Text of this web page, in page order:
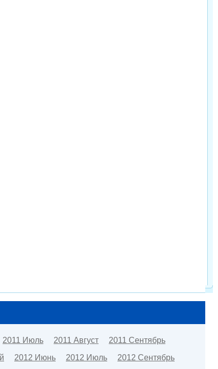
2011 Июль 2011 Август
2011 Сентябрь
2012 Июнь 2012 Июль 2012 Сентябрь